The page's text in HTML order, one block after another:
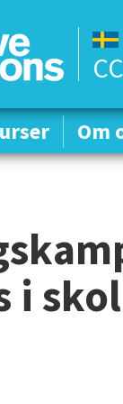
Om
Om
i